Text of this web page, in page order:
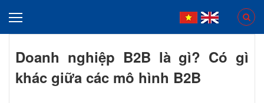
Doanh nghiệp B2B là gì? Có gì
khác giữa các mô hình B2B